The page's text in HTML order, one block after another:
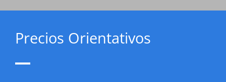
Precios Orientativos